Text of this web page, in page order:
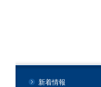
新着情報